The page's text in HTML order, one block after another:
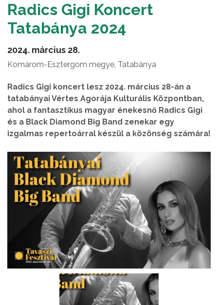
Radics Gigi Koncert
Tatabánya 2024
2024. március 28.
Komárom-Esztergom megye, Tatabánya
Radics Gigi koncert lesz 2024. március 28-án a
tatabányai Vértes Agorája Kulturális Központban,
ahol a fantasztikus magyar énekesnő Radics Gigi
és a Black Diamond Big Band zenekar egy
izgalmas repertoárral készül a közönség számára!